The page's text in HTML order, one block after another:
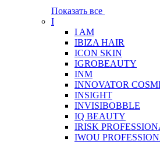
Показать все
I
I AM
IBIZA HAIR
ICON SKIN
IGROBEAUTY
INM
INNOVATOR
INSIGHT
INVISIBOBBLE
IQ BEAUTY
IRISK
IWOU